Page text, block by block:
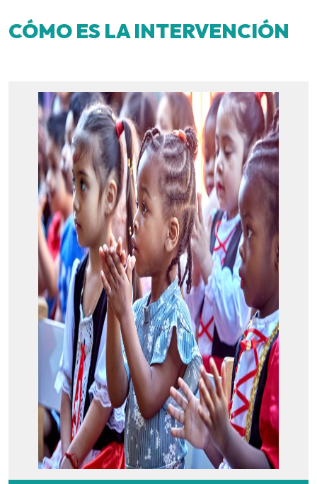
CÓMO ES LA INTERVENCIÓN